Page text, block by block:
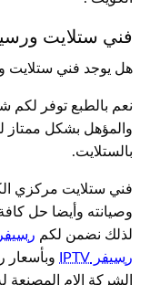
فني ستلايت
هل يوجد فني ستلايت
نعم بالطبع توفر لكم
والمؤهل بشكل ممتاز
بالستلايت.
فني ستلايت مركزي
وصيانته وأيضا حل
لذلك نضمن لكم
رسيفر IPTV
وبأسعار
الشركة الام المصنعة